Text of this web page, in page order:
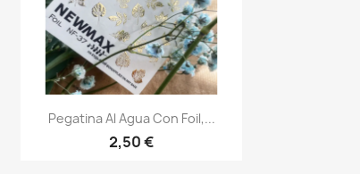
Vista rápida
Pegatina Al Agua Con Foil,...
2,50 €